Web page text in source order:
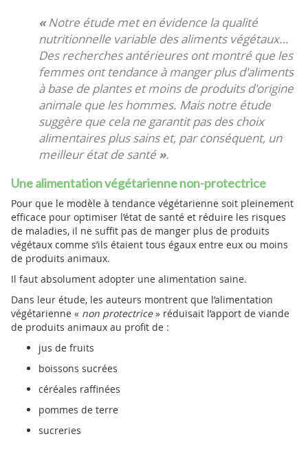
«Notre étude met en évidence la qualité
nutritionnelle variable des aliments végétaux…
Des recherches antérieures ont montré que les
femmes ont tendance à manger plus d'aliments
à base de plantes et moins de produits d'origine
animale que les hommes. Mais notre étude
suggère que cela ne garantit pas des choix
alimentaires plus sains et, par conséquent, un
meilleur état de santé ».
Une alimentation végétarienne non-protectrice
Pour que le modèle à tendance végétarienne soit pleinement
efficace pour optimiser l’état de santé et réduire les risques
de maladies, il ne suffit pas de manger plus de produits
végétaux comme s’ils étaient tous égaux entre eux ou moins
de produits animaux.
Il faut absolument adopter une alimentation saine.
Dans leur étude, les auteurs montrent que l’alimentation
végétarienne « non protectrice» réduisait l’apport de viande
de produits animaux au profit de :
jus de fruits
boissons sucrées
céréales raffinées
pommes de terre
sucreries